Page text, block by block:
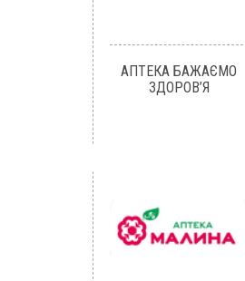
АПТЕКА БАЖАЄМО
ЗДОРОВ’Я